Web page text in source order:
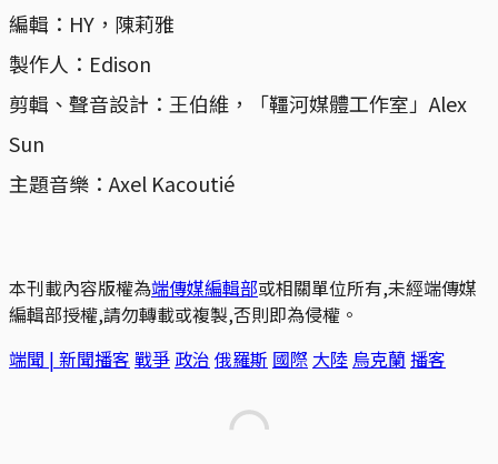
編輯：HY，陳莉雅
製作人：Edison
剪輯、聲音設計：王伯維，「韁河媒體工作室」Alex
Sun
主題音樂：Axel Kacoutié
本刊載內容版權為端傳媒編輯部或相關單位所有,未經端傳媒
編輯部授權,請勿轉載或複製,否則即為侵權。
端聞 | 新聞播客 戰爭 政治 俄羅斯 國際 大陸 烏克蘭播客